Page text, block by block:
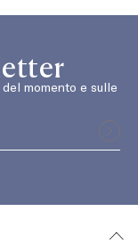
momento e sulle